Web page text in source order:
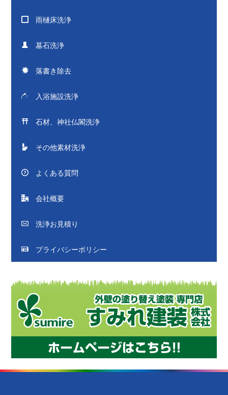
雨樋床洗浄
墓石洗浄
落書き除去
入浴施設洗浄
石材、神社仏閣洗浄
その他素材洗浄
よくある質問
会社概要
洗浄お見積り
プライバシーポリシー